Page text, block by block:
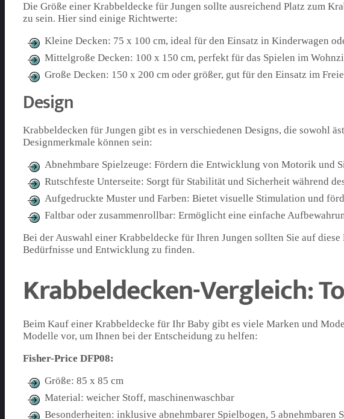
Die Größe einer Krabbeldecke für Jungen sollte ausreichend Platz zum
zu sein. Hier sind einige Richtwerte:
Kleine Decken: 75 x 100 cm, ideal für den Einsatz in Kinderwagen
Mittelgroße Decken: 100 x 150 cm, perfekt für das Spielen im
Große Decken: 150 x 200 cm oder größer, gut für den Einsatz im
Design
Krabbeldecken für Jungen gibt es in verschiedenen Designs, die sowohl
Designmerkmale können sein:
Abnehmbare Spielzeuge: Fördern die Entwicklung von Motorik und
Rutschfeste Unterseite: Sorgt für Stabilität und Sicherheit während
Aufgedruckte Muster und Farben: Bietet visuelle Stimulation und
Faltbar oder zusammenrollbar: Ermöglicht eine einfache
Bei der Auswahl einer Krabbeldecke für Ihren Jungen sollten Sie auf
Bedürfnisse und Entwicklung zu finden.
Krabbeldecken-Vergleich:
Beim Kauf einer Krabbeldecke für Ihr Baby gibt es viele Marken und
Modelle vor, um Ihnen bei der Entscheidung zu helfen:
Fisher-Price DFP08:
Größe: 85 x 85 cm
Material: weicher Stoff, maschinenwaschbar
Besonderheiten: inklusive abnehmbarer Spielbogen, 5 abnehmbaren